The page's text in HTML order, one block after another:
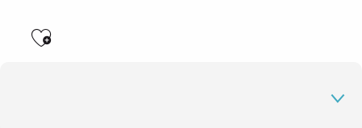
Ajouter aux favoris